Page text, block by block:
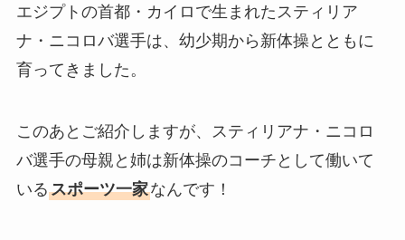
エジプトの首都・カイロで生まれたスティリア
ナ・ニコロバ選手は、幼少期から新体操とともに
育ってきました。
このあとご紹介しますが、スティリアナ・ニコロ
バ選手の母親と姉は新体操のコーチとして働いて
いるスポーツ一家なんです！